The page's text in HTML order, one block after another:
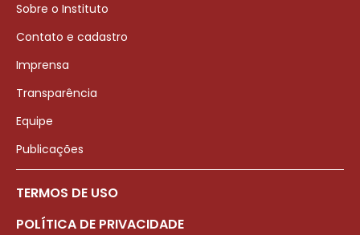
Sobre o Instituto
Contato e cadastro
Imprensa
Transparência
Equipe
Publicações
TERMOS DE USO
POLÍTICA DE PRIVACIDADE